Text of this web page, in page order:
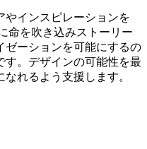
やインスピレーションを
命を吹き込みストーリー
ゼーションを可能にするの
す。デザインの可能性を最
れるよう支援します。